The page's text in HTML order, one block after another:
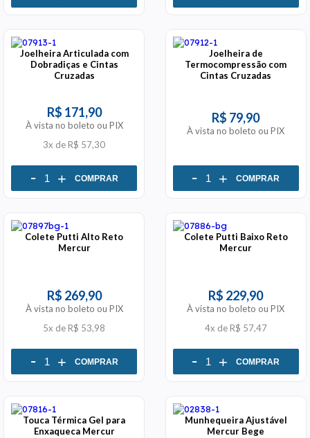
Joelheira Articulada com
Dobradiças e Cintas
Cruzadas
R$ 171,90
À vista no boleto ou PIX
3x de R$ 57,30
- + COMPRAR
Joelheira de
Termocompressão com
Cintas Cruzadas
R$ 79,90
À vista no boleto ou PIX
- + COMPRAR
Colete Putti Alto Reto
Mercur
R$ 269,90
À vista no boleto ou PIX
5x de R$ 53,98
- + COMPRAR
Colete Putti Baixo Reto
Mercur
R$ 229,90
À vista no boleto ou PIX
4x de R$ 57,47
- + COMPRAR
Touca Térmica Gel para
Enxaqueca Mercur
Munhequeira Ajustável
Mercur Bege